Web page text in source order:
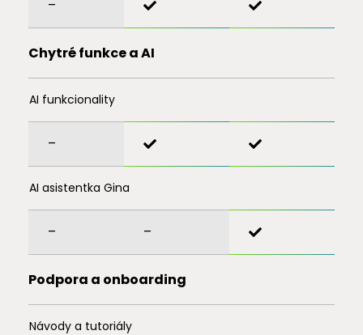
–
Chytré funkce a AI
AI funkcionality
–
AI asistentka Gina
– –
Podpora a onboarding
Návody a tutoriály